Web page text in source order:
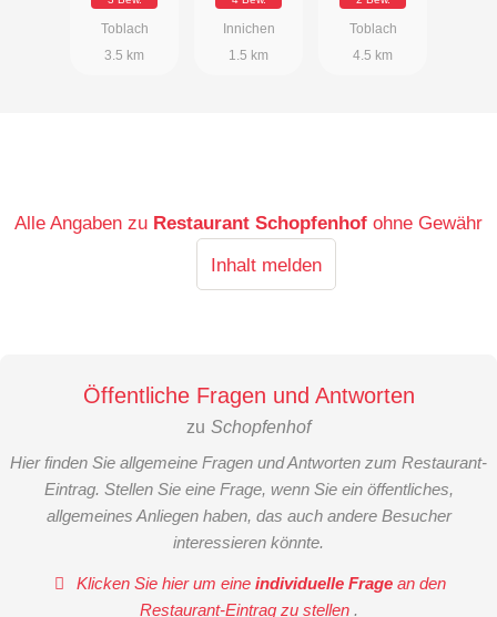
Toblach
3.5 km
Innichen
1.5 km
Toblach
4.5 km
Alle Angaben zu Restaurant Schopfenhof ohne Gewähr
Inhalt melden
Öffentliche Fragen und Antworten
zu Schopfenhof
Hier finden Sie allgemeine Fragen und Antworten zum Restaurant-
Eintrag. Stellen Sie eine Frage, wenn Sie ein öffentliches,
allgemeines Anliegen haben, das auch andere Besucher
interessieren könnte.
Klicken Sie hier um eineindividuelle Frage an den
Restaurant-Eintrag zu stellen .